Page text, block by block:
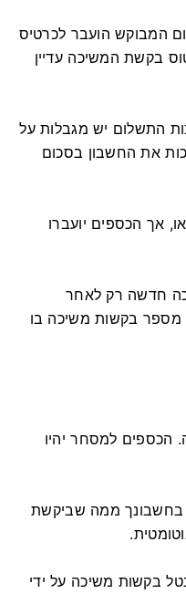
המבוקש הועבר לכרטיס
בקשת המשיכה עדיין
התשלום יש מגבלות על
את החשבון בסכום
אך הכספים יועברו
חדשה רק לאחר
מספר בקשות משיכה בו
הכספים למסחר יהיו
ממה שביקשת
בקשות משיכה על ידי